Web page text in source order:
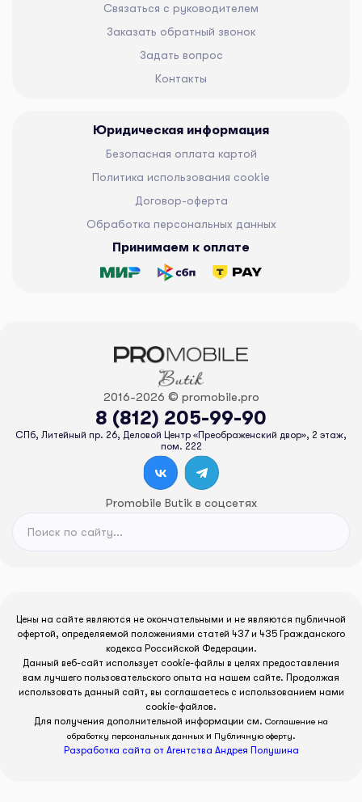
Связаться с руководителем
Заказать обратный звонок
Задать вопрос
Контакты
Юридическая информация
Безопасная оплата картой
Политика использования cookie
Договор-оферта
Обработка персональных данных
Принимаем к оплате
2016-2026 © promobile.pro
8 (812) 205-99-90
СПб, Литейный пр. 26, Деловой Центр «Преображенский двор», 2 этаж,
пом. 222
Promobile Butik в соцсетях
Цены на сайте являются не окончательными и не являются публичной
офертой, определяемой положениями статей 437 и 435 Гражданского
кодекса Российской Федерации.
Данный веб-сайт использует cookie-файлы в целях предоставления
вам лучшего пользовательского опыта на нашем сайте. Продолжая
использовать данный сайт, вы соглашаетесь с использованием нами
cookie-файлов.
Для получения дополнительной информации см. Соглашение на
обработку персональных данныхи Публичную оферту.
Разработка сайта от Агентства Андрея Полушина